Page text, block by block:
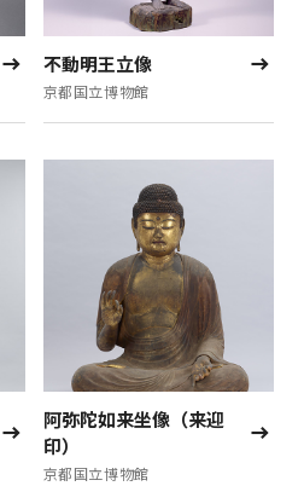
不動明王立像
京都国立博物館
阿弥陀如来坐像（来迎
印）
京都国立博物館